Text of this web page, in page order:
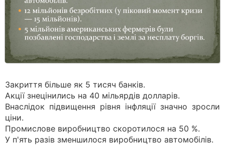
Закриття більше як 5 тисяч банків.
Акції знецінились на 40 мільярдів долларів.
Внаслідок підвищення рівня інфляції значно зросли
ціни.
Промислове виробництво скоротилося на 50 %.
У п'ять разів зменшилося виробництво автомобілів.